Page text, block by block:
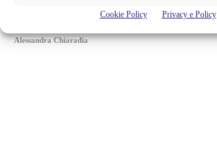
Cookie Policy Privacy e Policy
"Allora esiste davvero" fino...
Alessandra Chiaradia